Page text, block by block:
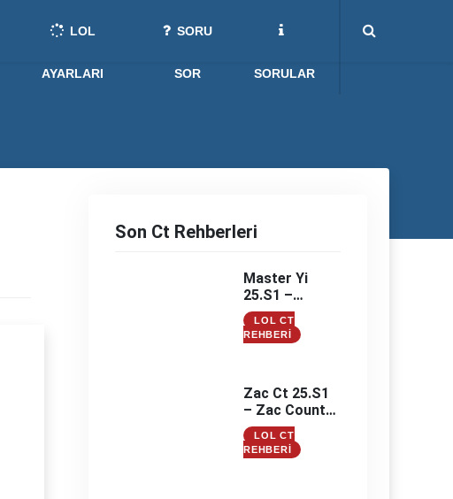
LOL
AYARLARI
SORU
SOR SORULAR
Son Ct Rehberleri
Master Yi
25.S1 –
Master Yi
Counter –
Master Yi
LOL CT
REHBERI
Zac Ct 25.S1
– Zac Counter
– Zac
Counterleri
LOL CT
REHBERI